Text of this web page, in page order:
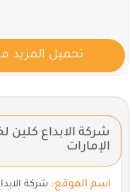
تحميل المزيد
شركة الابداع كلين
الإمارات
اسم الموقع:شركة